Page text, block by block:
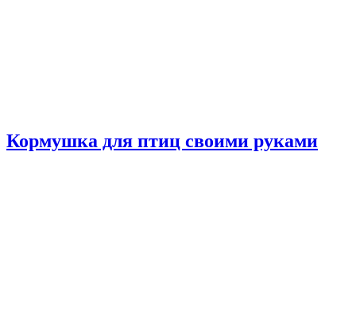
Кормушка для птиц своими руками